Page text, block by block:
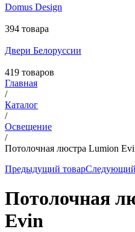
Domus Design
394 товара
Двери Белоруссии
419 товаров
Главная
/
Каталог
/
Освещение
/
Потолочная люстра Lumion
Предыдущий товарСледующий
Потолочная
Evin